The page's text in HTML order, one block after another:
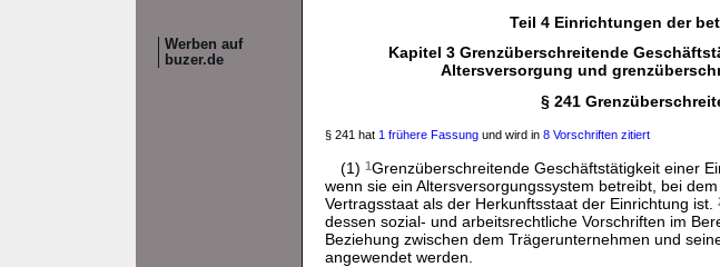
Werben auf
buzer.de
Teil 4 Einrichtungen der
Kapitel 3 Grenzüberschreitende
Altersversorgung und
§ 241
§ 241 hat 1 frühere Fassung und wird in 8 Vorschriften zitiert
(1) 1Grenzüberschreitende Geschäftstätigkeit einer
wenn sie ein Altersversorgungssystem betreibt, bei
Vertragsstaat als der Herkunftsstaat der Einrichtung ist.
dessen sozial- und arbeitsrechtliche Vorschriften im
Beziehung zwischen dem Trägerunternehmen und
angewendet werden.